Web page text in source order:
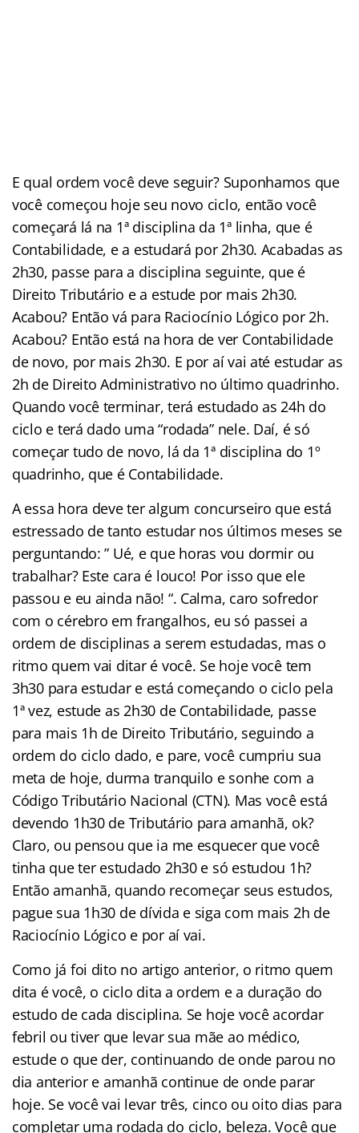
E qual ordem você deve seguir? Suponhamos que
você começou hoje seu novo ciclo, então você
começará lá na 1ª disciplina da 1ª linha, que é
Contabilidade, e a estudará por 2h30. Acabadas as
2h30, passe para a disciplina seguinte, que é
Direito Tributário e a estude por mais 2h30.
Acabou? Então vá para Raciocínio Lógico por 2h.
Acabou? Então está na hora de ver Contabilidade
de novo, por mais 2h30. E por aí vai até estudar as
2h de Direito Administrativo no último quadrinho.
Quando você terminar, terá estudado as 24h do
ciclo e terá dado uma “rodada” nele. Daí, é só
começar tudo de novo, lá da 1ª disciplina do 1º
quadrinho, que é Contabilidade.
A essa hora deve ter algum concurseiro que está
estressado de tanto estudar nos últimos meses se
perguntando: ” Ué, e que horas vou dormir ou
trabalhar? Este cara é louco! Por isso que ele
passou e eu ainda não! “. Calma, caro sofredor
com o cérebro em frangalhos, eu só passei a
ordem de disciplinas a serem estudadas, mas o
ritmo quem vai ditar é você. Se hoje você tem
3h30 para estudar e está começando o ciclo pela
1ª vez, estude as 2h30 de Contabilidade, passe
para mais 1h de Direito Tributário, seguindo a
ordem do ciclo dado, e pare, você cumpriu sua
meta de hoje, durma tranquilo e sonhe com a
Código Tributário Nacional (CTN). Mas você está
devendo 1h30 de Tributário para amanhã, ok?
Claro, ou pensou que ia me esquecer que você
tinha que ter estudado 2h30 e só estudou 1h?
Então amanhã, quando recomeçar seus estudos,
pague sua 1h30 de dívida e siga com mais 2h de
Raciocínio Lógico e por aí vai.
Como já foi dito no artigo anterior, o ritmo quem
dita é você, o ciclo dita a ordem e a duração do
estudo de cada disciplina. Se hoje você acordar
febril ou tiver que levar sua mãe ao médico,
estude o que der, continuando de onde parou no
dia anterior e amanhã continue de onde parar
hoje. Se você vai levar três, cinco ou oito dias para
completar uma rodada do ciclo, beleza. Você que